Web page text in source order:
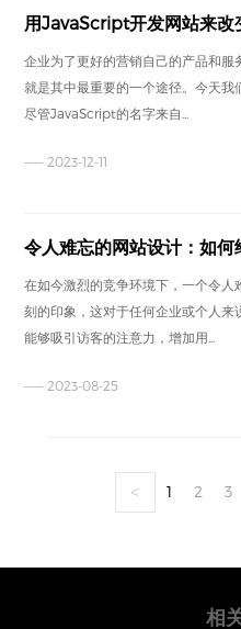
用JavaScript开发网站来改
企业为了更好的营销自己的产品和
就是其中最重要的一个途径。今天我
尽管JavaScript的名字来自...
—— 2023-12-11
令人难忘的网站设计：如何
在如今激烈的竞争环境下，一个令
刻的印象，这对于任何企业或个人
能够吸引访客的注意力，增加用...
—— 2023-08-25
< 1 2 3
相